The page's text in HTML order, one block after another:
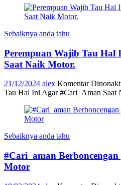
Sebaiknya anda tahu
Perempuan Wajib Tau Hal
Saat Naik Motor.
21/12/2024 alex Komentar
Tau Hal Ini Agar #Cari_Aman Saat
Sebaiknya anda tahu
#Cari_aman
Motor